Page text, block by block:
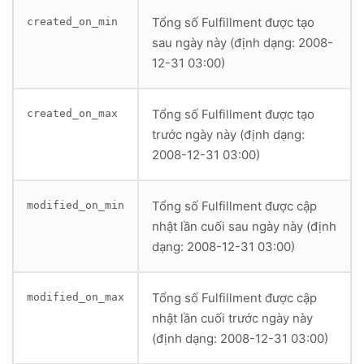
"http:\/\/wwwapps.ups.com\/etracking\/
        "testcase": true,
        "authorization": "123456"
      "line_items": [
          "id": 466157049,
          "variant_id": 39072856,
          "price": "199.00",
          "grams": 200,
          "sku": "IPOD2008GREEN",
          "variant_title": "green",
          "fulfillment_service": "manual",
          "product_id": 632910392,
          "requires_shipping": true,
          "taxable": true,
          "gift_card": false,
          "name": "IPod Nano - 8gb - green",
      "service": "manual",
      "modified_on": "2015-12-08T11:40:33Z",
      "tracking_company": null,
      "tracking_number": "123456789",
      ],
"tracking_url": "http:\/\/www.google.com\/
      "tracking_urls": [
"http:\/\/www.google.com\/
      "receipt": {},
      "line_items": [
        {
          "id": 466157049,
          "variant_id": 39072856,
          "title": "IPod Nano - 8gb",
          "quantity": 1,
          "grams": 200,
          "sku": "IPOD2008GREEN",
          "variant_title": "green",
          "vendor": null,
created_on_min
Tổng số Fulfillment được tạo
sau ngày này (định dạng: 2008-
12-31 03:00)
created_on_max
Tổng số Fulfillment được tạo
trước ngày này (định dạng:
2008-12-31 03:00)
modified_on_min
Tổng số Fulfillment được cập
nhật lần cuối sau ngày này (định
dạng: 2008-12-31 03:00)
modified_on_max
Tổng số Fulfillment được cập
nhật lần cuối trước ngày này
(định dạng: 2008-12-31 03:00)